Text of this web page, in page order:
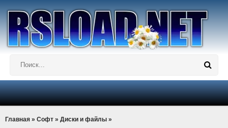
Главная » Софт » Диски и файлы »